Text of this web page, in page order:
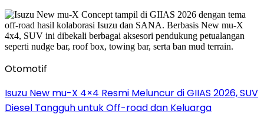
Otomotif
Isuzu New mu-X 4×4 Resmi Meluncur di GIIAS 2026, SUV
Diesel Tangguh untuk Off-road dan Keluarga